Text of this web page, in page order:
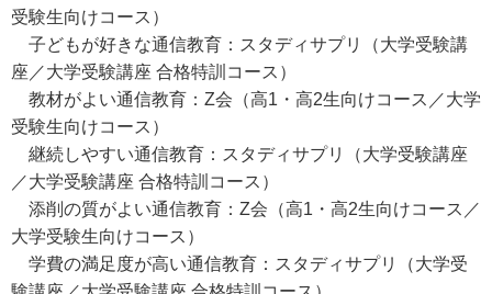
受験生向けコース）
子どもが好きな通信教育：スタディサプリ（大学受験講
座／大学受験講座 合格特訓コース）
教材がよい通信教育：Z会（高1・高2生向けコース／大学
受験生向けコース）
継続しやすい通信教育：スタディサプリ（大学受験講座
／大学受験講座 合格特訓コース）
添削の質がよい通信教育：Z会（高1・高2生向けコース／
大学受験生向けコース）
学費の満足度が高い通信教育：スタディサプリ（大学受